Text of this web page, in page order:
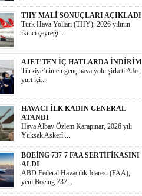
THY MALİ SONUÇLARI AÇIKLADI
Türk Hava Yolları (THY), 2026 yılının
ikinci çeyreği...
AJET’TEN İÇ HATLARDA İNDİRİM
Türkiye’nin en genç hava yolu şirketi AJet,
yurt içi...
HAVACI İLK KADIN GENERAL
ATANDI
Hava Albay Özlem Karapınar, 2026 yılı
Yüksek Askerî ...
BOEİNG 737-7 FAA SERTİFİKASINI
ALDI
ABD Federal Havacılık İdaresi (FAA),
yeni Boeing 737...